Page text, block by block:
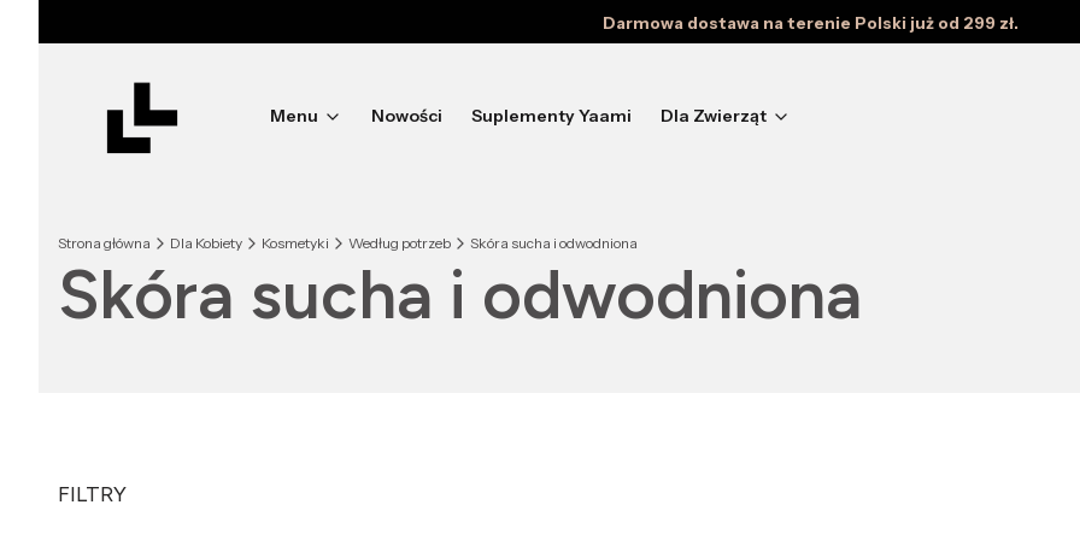
Darmowa dostawa na terenie Polski już od 299 zł.
Menu Nowości Suplementy Yaami Dla Zwierząt
Strona główna Dla Kobiety Kosmetyki Według potrzeb Skóra sucha i odwodniona
Skóra sucha i odwodniona
FILTRY